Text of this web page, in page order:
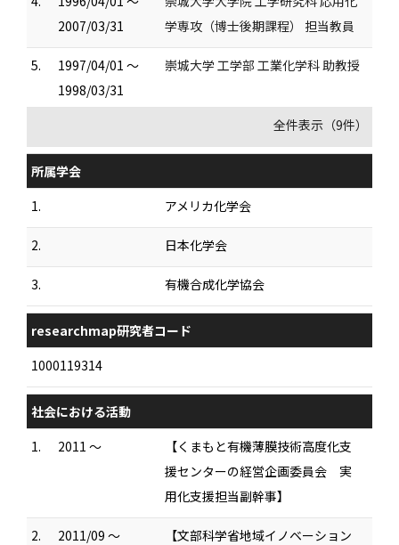
2007/03/31
学専攻（博士後期課程） 担当教員
5.
1997/04/01 ～
1998/03/31
崇城大学 工学部 工業化学科 助教授
全件表示（9件）
所属学会
1.
アメリカ化学会
2. 日本化学会
3. 有機合成化学協会
researchmap研究者コード
1000119314
社会における活動
1.
2011 ～
【くまもと有機薄膜技術高度化支
援センターの経営企画委員会 実
用化支援担当副幹事】
2. 2011/09 ～
【文部科学省地域イノベーション